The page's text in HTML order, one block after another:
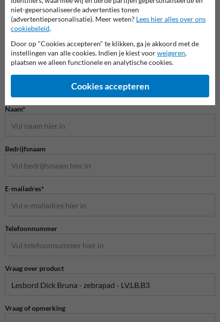
Stel je vraag aan Schoolzone.nl
Naam*
Bedrijfsnaam
E-mailadres*
Telefoonnummer
Vraag over product
Vraag of opmerking
niet-gepersonaliseerde advertenties tonen
(advertentiepersonalisatie). Meer weten? Lees hier alles over ons
cookiebeleid.
Door op "Cookies accepteren" te klikken, ga je akkoord met de
instellingen van alle cookies. Indien je kiest voorweigeren,
plaatsen we alleen functionele en analytische cookies.
Cookies accepteren